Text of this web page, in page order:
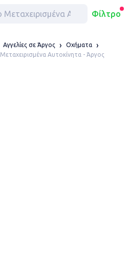
Φίλτρο
Αγγελίες σε Άργος
Οχήματα
Μεταχειρισμένα Αυτοκίνητα - Άργος